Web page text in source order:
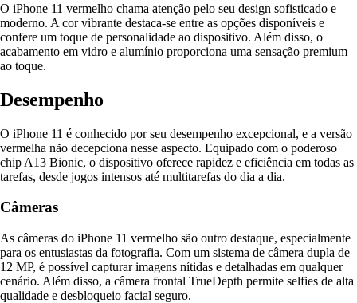
O iPhone 11 vermelho chama atenção pelo seu design sofisticado e
moderno. A cor vibrante destaca-se entre as opções disponíveis e
confere um toque de personalidade ao dispositivo. Além disso, o
acabamento em vidro e alumínio proporciona uma sensação premium
ao toque.
Desempenho
O iPhone 11 é conhecido por seu desempenho excepcional, e a versão
vermelha não decepciona nesse aspecto. Equipado com o poderoso
chip A13 Bionic, o dispositivo oferece rapidez e eficiência em todas as
tarefas, desde jogos intensos até multitarefas do dia a dia.
Câmeras
As câmeras do iPhone 11 vermelho são outro destaque, especialmente
para os entusiastas da fotografia. Com um sistema de câmera dupla de
12 MP, é possível capturar imagens nítidas e detalhadas em qualquer
cenário. Além disso, a câmera frontal TrueDepth permite selfies de alta
qualidade e desbloqueio facial seguro.